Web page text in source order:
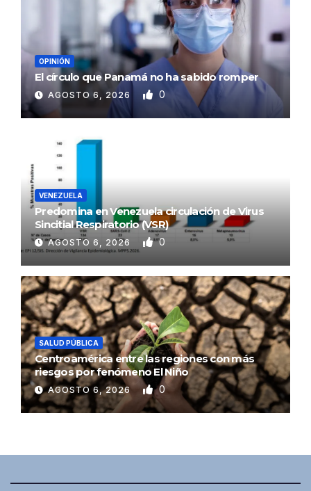
OPINIÓN
El círculo que Panamá no ha sabido romper
AGOSTO 6, 2026 0
VENEZUELA
Predomina en Venezuela circulación de Virus
Sincitial Respiratorio (VSR)
AGOSTO 6, 2026 0
SALUD PÚBLICA
Centroamérica entre las regiones con más
riesgos por fenómeno El Niño
AGOSTO 6, 2026 0